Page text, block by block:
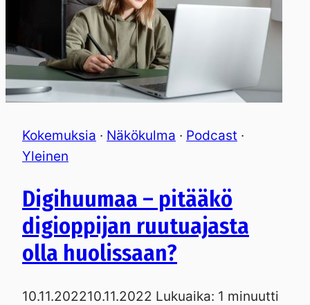
Kokemuksia · Näkökulma · Podcast ·
Yleinen
Digihuumaa – pitääkö
digioppijan ruutuajasta
olla huolissaan?
10.11.202210.11.2022 Lukuaika: 1 minuutti